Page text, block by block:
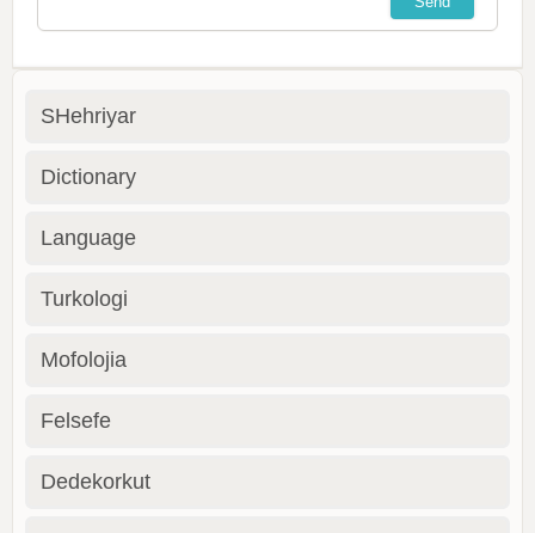
SHehriyar
Dictionary
Language
Turkologi
Mofolojia
Felsefe
Dedekorkut